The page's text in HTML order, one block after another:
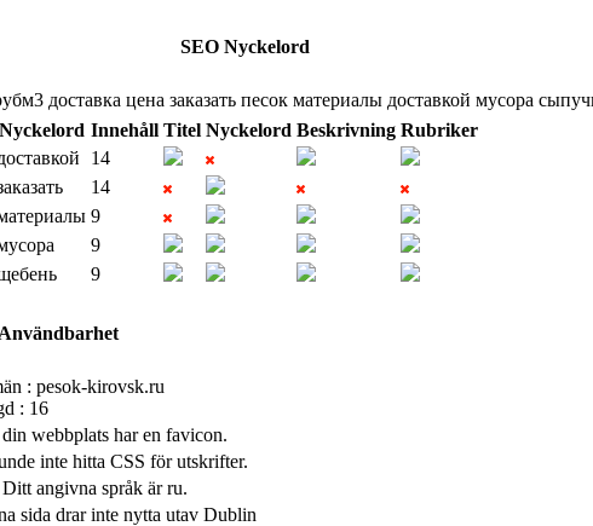
SEO Nyckelord
доставка цена заказать песок материалы доставкой мусора
Nyckelord Innehåll Titel Nyckelord Beskrivning Rubriker
14
14
9
9
9
Användbarhet
: pesok-kirovsk.ru
: 16
webbplats har en favicon.
inte hitta CSS för utskrifter.
angivna språk är ru.
sida drar inte nytta utav Dublin